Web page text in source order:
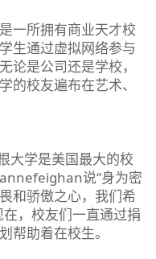
所拥有商业天才校
生通过虚拟网络参与
论是公司还是学校，
的校友遍布在艺术、
学是美国最大的校
说“身为密
和骄傲之心，我们希
，校友们一直通过捐
帮助着在校生。